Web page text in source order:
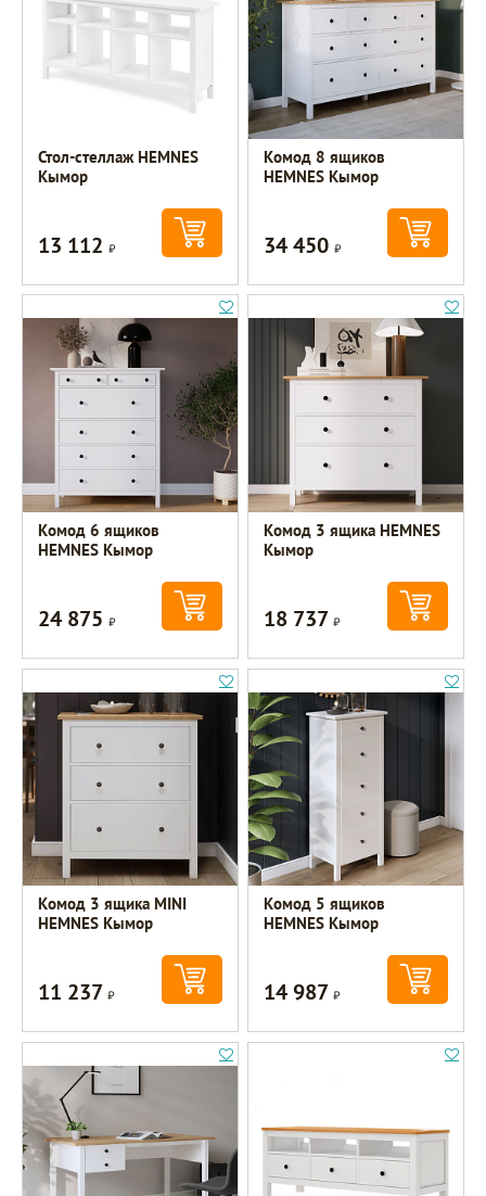
Стол-стеллаж HEMNES
Кымор
13 112Р
Комод 8 ящиков
HEMNES Кымор
34 450Р
Комод 6 ящиков
HEMNES Кымор
24 875Р
Комод 3 ящика HEMNES
Кымор
18 737Р
Комод 3 ящика MINI
HEMNES Кымор
11 237Р
Комод 5 ящиков
HEMNES Кымор
14 987Р